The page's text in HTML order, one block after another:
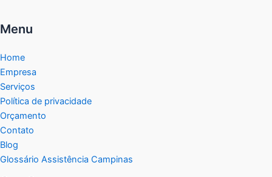
Menu
Home
Empresa
Serviços
Política de privacidade
Orçamento
Contato
Blog
Glossário Assistência Campinas